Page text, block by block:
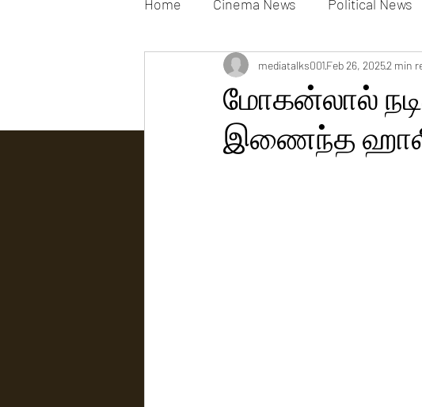
Home Cinema News Political News
Movies Gallery Actress Gallery
மோகன்லால்
இணைந்த
mediatalks001Feb 26, 20252 min